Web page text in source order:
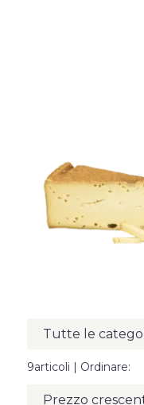
9articoli | Ordinare: